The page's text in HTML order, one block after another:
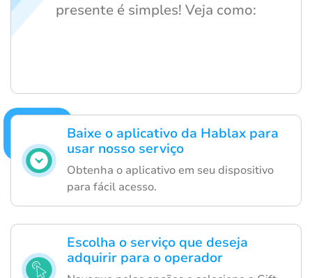
Baixe o aplicativo da Hablax para
usar nosso serviço
Obtenha o aplicativo em seu dispositivo
para fácil acesso.
Escolha o serviço que deseja
adquirir para o operador
presente é simples! Veja como: